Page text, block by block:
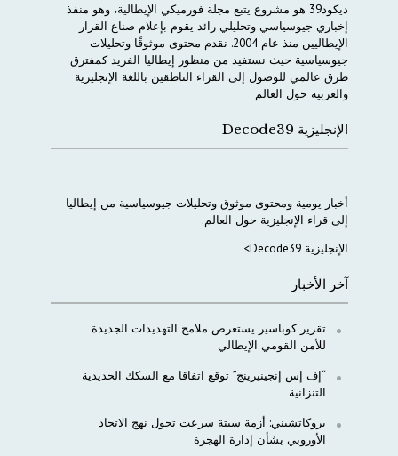
ديكود39 هو مشروع يتبع مجلة فورميكي الإيطالية، وهو منفذ
إخباري جيوسياسي وتحليلي رائد يقوم بإعلام صناع القرار
الإيطاليين منذ عام 2004. نقدم محتوى موثوقًا وتحليلات
جيوسياسية حيث نستفيد من منظور إيطاليا الفريد كمفترق
طرق عالمي للوصول إلى القراء الناطقين باللغة الإنجليزية
والعربية حول العالم
الإنجليزية Decode39
أخبار يومية ومحتوى موثوق وتحليلات جيوسياسية من إيطاليا
إلى قراء الإنجليزية حول العالم.
الإنجليزية Decode39>
آخر الأخبار
تقرير كوباسير يستعرض ملامح التهديدات الجديدة
للأمن القومي الإيطالي
“إف إس إنجينيرينج” توقع اتفاقا مع السكك الحديدية
التنزانية
بروكاتشيني: أزمة سبتة سرعت تحول نهج الاتحاد
الأوروبي بشأن إدارة الهجرة